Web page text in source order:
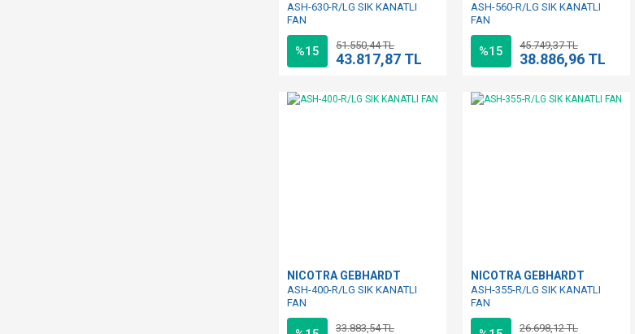
ASH-630-R/LG SIK KANATLI
FAN
%15 51.550,44 TL
43.817,87 TL
ASH-560-R/LG SIK KANATLI
FAN
%15 45.749,37 TL
38.886,96 TL
NICOTRA GEBHARDT
ASH-400-R/LG SIK KANATLI
FAN
33.883,54 TL
NICOTRA GEBHARDT
ASH-355-R/LG SIK KANATLI
FAN
26.698,12 TL